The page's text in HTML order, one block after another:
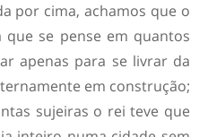
por cima, achamos que o
se pense em quantos
apenas para se livrar da
em construção;
sujeiras o rei teve que